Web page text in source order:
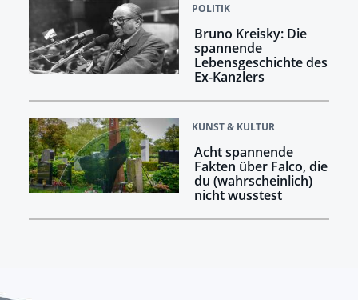
POLITIK
Bruno Kreisky: Die
spannende
Lebensgeschichte des
Ex-Kanzlers
KUNST & KULTUR
Acht spannende
Fakten über Falco, die
du (wahrscheinlich)
nicht wusstest